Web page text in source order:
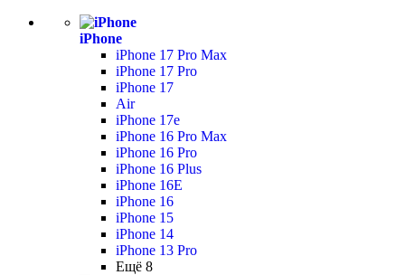
iPhone
iPhone 17 Pro Max
iPhone 17 Pro
iPhone 17
Air
iPhone 17e
iPhone 16 Pro Max
iPhone 16 Pro
iPhone 16 Plus
iPhone 16E
iPhone 16
iPhone 15
iPhone 14
iPhone 13 Pro
Ещё 8